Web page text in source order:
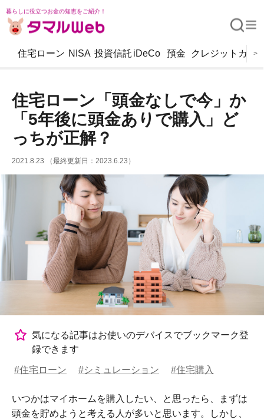
暮らしに役立つお金の知恵をご紹介！
住宅ローン NISA 投資信託 iDeCo 預金 クレジットカー
>
住宅ローン「頭金なしで今」か
「5年後に頭金ありで購入」ど
っちが正解？
2021.8.23 （最終更新日：2023.6.23）
気になる記事はお使いのデバイスでブックマーク登
録できます
#住宅ローン #シミュレーション #住宅購入
いつかはマイホームを購入したい、と思ったら、まずは
頭金を貯めようと考える人が多いと思います。しかし、